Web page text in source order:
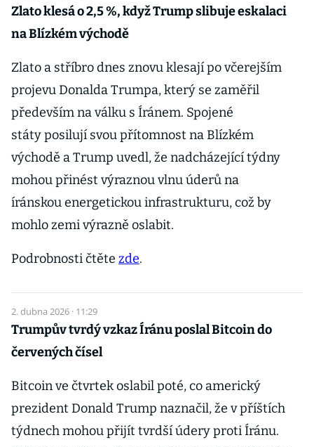
Zlato klesá o 2,5 %, když Trump slibuje eskalaci
na Blízkém východě
Zlato a stříbro dnes znovu klesají po včerejším
projevu Donalda Trumpa, který se zaměřil
především na válku s Íránem. Spojené
státy posilují svou přítomnost na Blízkém
východě a Trump uvedl, že nadcházející týdny
mohou přinést výraznou vlnu úderů na
íránskou energetickou infrastrukturu, což by
mohlo zemi výrazně oslabit.
Podrobnosti čtěte zde.
2. dubna 2026 · 11:29
Trumpův tvrdý vzkaz Íránu poslal Bitcoin do
červených čísel
Bitcoin ve čtvrtek oslabil poté, co americký
prezident Donald Trump naznačil, že v příštích
týdnech mohou přijít tvrdší údery proti Íránu.